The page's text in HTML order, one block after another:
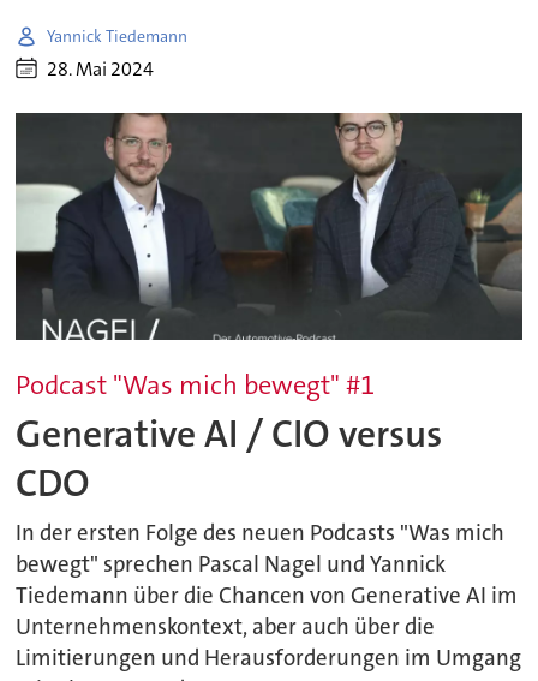
Yannick Tiedemann
28. Mai 2024
Podcast "Was mich bewegt" #1
Generative AI / CIO versus
CDO
In der ersten Folge des neuen Podcasts "Was mich
bewegt" sprechen Pascal Nagel und Yannick
Tiedemann über die Chancen von Generative AI im
Unternehmenskontext, aber auch über die
Limitierungen und Herausforderungen im Umgang